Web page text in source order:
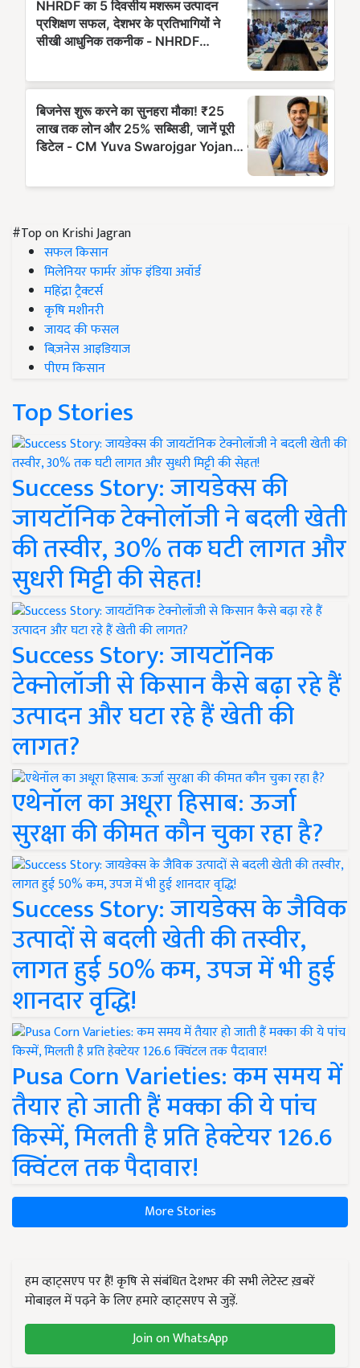
#Top on Krishi Jagran
सफल किसान
मिलेनियर फार्मर ऑफ इंडिया अवॉर्ड
महिंद्रा ट्रैक्टर्स
कृषि मशीनरी
जायद की फसल
बिज़नेस आइडियाज
पीएम किसान
Top Stories
Success Story: जायडेक्स की
जायटॉनिक टेक्नोलॉजी ने बदली खेती
की तस्वीर, 30% तक घटी लागत और
सुधरी मिट्टी की सेहत!
Success Story: जायटॉनिक
टेक्नोलॉजी से किसान कैसे बढ़ा रहे हैं
उत्पादन और घटा रहे हैं खेती की
लागत?
एथेनॉल का अधूरा हिसाब: ऊर्जा
सुरक्षा की कीमत कौन चुका रहा है?
Success Story: जायडेक्स के जैविक
उत्पादों से बदली खेती की तस्वीर,
लागत हुई 50% कम, उपज में भी हुई
शानदार वृद्धि!
Pusa Corn Varieties: कम समय में
तैयार हो जाती हैं मक्का की ये पांच
किस्में, मिलती है प्रति हेक्टेयर 126.6
क्विंटल तक पैदावार!
More Stories
हम व्हाट्सएप पर हैं! कृषि से संबंधित देशभर की सभी लेटेस्ट ख़बरें
मोबाइल में पढ़ने के लिए हमारे व्हाट्सएप से जुड़ें.
Join on WhatsApp